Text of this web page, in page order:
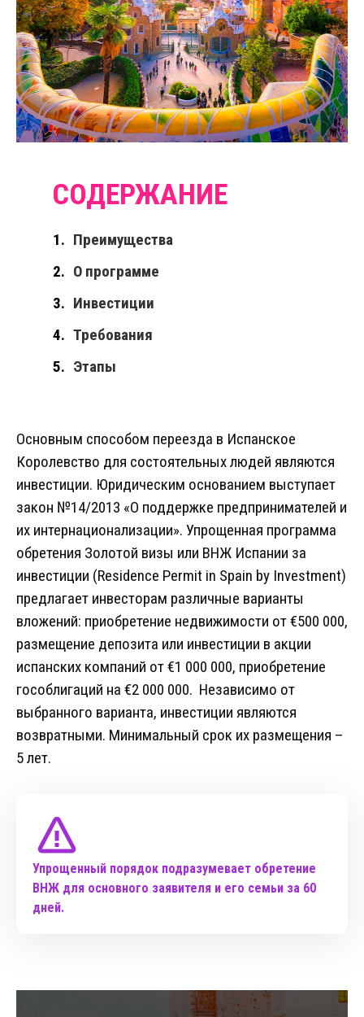
Преимущества
О программе
Инвестиции
Требования
Этапы
Основным способом переезда в Испанское
Королевство для состоятельных людей являются
инвестиции. Юридическим основанием выступает
закон №14/2013 «О поддержке предпринимателей и
их интернационализации». Упрощенная программа
обретения Золотой визы или ВНЖ Испании за
инвестиции (Residence Permit in Spain by Investment)
предлагает инвесторам различные варианты
вложений: приобретение недвижимости от €500 000,
размещение депозита или инвестиции в акции
испанских компаний от €1 000 000, приобретение
гособлигаций на €2 000 000. Независимо от
выбранного варианта, инвестиции являются
возвратными. Минимальный срок их размещения –
5 лет.
Упрощенный порядок подразумевает обретение
ВНЖ для основного заявителя и его семьи за 60
дней.